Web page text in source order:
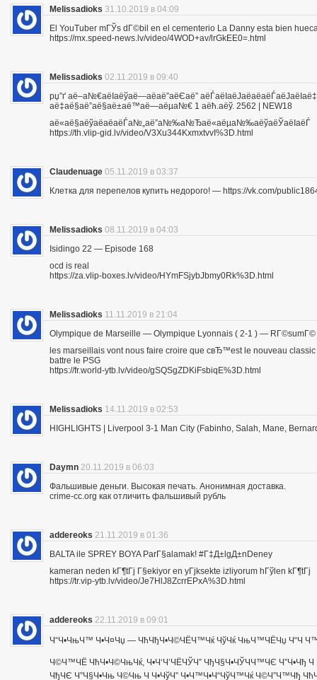
Melissadioks 31.10.2019 в 04:09
El YouTuber mГЎs dГ©bil en el cementerio La Danny esta bien
https://mx.speed-news.lv/video/4WOD+av/lrGkEE0=.html
Melissadioks 02.11.2019 в 09:40
рџ”ґ аё–а№€аёІаёўаё—аё­аё”аёЄаё”
аё‡аё§аё”аё§аё±аё™аё—аёµа№€ 1 аёћ.аёў. 2562 | NEW18
аё«аё§аёўаё­аё­аёЃа№„аё”а№‰а№Ђаё«аёµа№‰аёўаёЎаёІаёЃ
https://th.vlip-gid.lv/video/V3Xu344KxmxtvvI%3D.html
Claudenuage 05.11.2019 в 03:37
Клетка для перепелов купить недорого! — https://vk.com/
Melissadioks 08.11.2019 в 04:03
Isidingo 22 — Episode 168
ocd is real
https://za.vlip-boxes.lv/video/HYmFSjybJbmy0Rk%3D.html
Melissadioks 11.11.2019 в 21:04
Olympique de Marseille — Olympique Lyonnais ( 2-1 ) —
les marseillais vont nous faire croire que cвЂ™est le nouveau
battre le PSG
https://fr.world-ytb.lv/video/gSQSgZDKiFsbiqE%3D.html
Melissadioks 14.11.2019 в 02:53
HIGHLIGHTS | Liverpool 3-1 Man City (Fabinho, Salah, Mane,
Daymn 20.11.2019 в 06:03
Фальшивые деньги. Высокая печать. Анонимная доставка.
crime-cc.org как отличить фальшивый рубль
addereoks 21.11.2019 в 01:36
BALTA ile SPREY BOYA ParГ§alamak! #Г‡Д±lgД±nDeney
kameran neden kГ¶tГј Г§ekiyor en yГјksekte izliyorum hГўlen kГ¶tГј
https://tr.vip-ytb.lv/video/Je7HlJ8ZcrrEPxA%3D.html
addereoks 22.11.2019 в 09:01
Ч“Ч•ЧњЧ™ Ч•Ч¤Чџ — ЧћЧђЧ•Ч©ЧЁЧ™Чќ ЧўЧќ ЧњЧ™ЧЁЧџ Ч“Ч
Ч©Ч™ЧЁ ЧћЧ•Ч©ЧњЧќ, Ч•Ч‘Ч’ЧЁЧЎЧ” ЧђЧ§Ч•ЧЎЧЧ™ЧЄ Ч”Ч•Чђ
ЧђЧЄ Ч”Ч§Ч•Чњ Ч©Чњ Ч Ч•ЧўЧ” Ч•Ч™Ч•Ч“ЧўЧ™Чќ Ч©Ч”Ч™Чђ